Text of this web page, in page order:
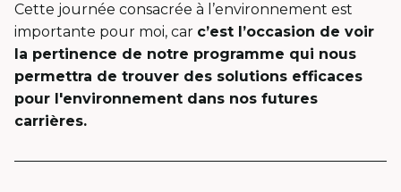
Cette journée consacrée à l’environnement est
importante pour moi, car c’est l’occasion de voir
la pertinence de notre programme qui nous
permettra de trouver des solutions efficaces
pour l'environnement dans nos futures
carrières.